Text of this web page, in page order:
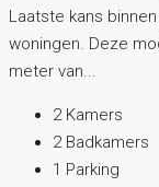
Laatste kans
woningen. Deze
meter van...
2 Kamers
2 Badkamers
1 Parking